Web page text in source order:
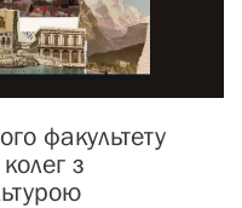
факультету
з